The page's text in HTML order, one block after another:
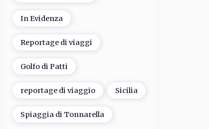
In Evidenza
Reportage di viaggi
Golfo di Patti
reportage di viaggio Sicilia
Spiaggia di Tonnarella